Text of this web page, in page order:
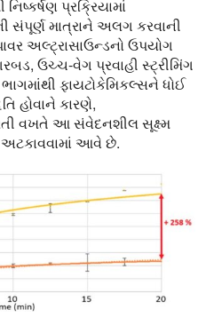
પ્રક્રિયામાં
સંપૂર્ણ માત્રાને અલગ કરવાની
અલ્ટ્રાસાઉન્ડનો ઉપયોગ
ઉચ્ચ-વેગ પ્રવાહી સ્ટ્રીમિંગ
ફાયટોકેમિકલ્સને ધોઈ
હોવાને કારણે,
વખતે આ સંવેદનશીલ સૂક્ષ્મ
અટકાવવામાં આવે છે.